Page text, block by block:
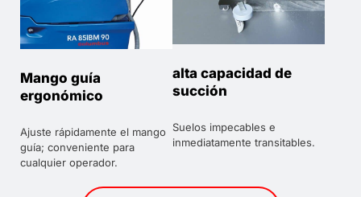
Mango guía
ergonómico
Ajuste rápidamente el mango
guía; conveniente para
cualquier operador.
alta capacidad de
succión
Suelos impecables e
inmediatamente transitables.